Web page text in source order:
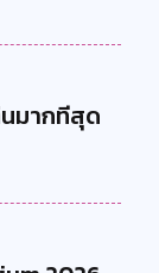
นมากที่สุด